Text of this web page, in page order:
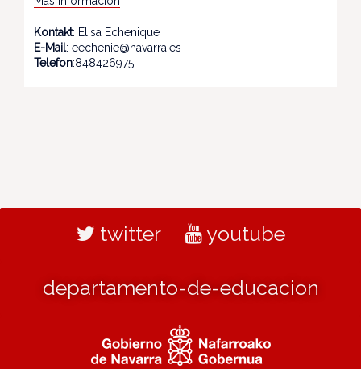
Kontakt: Elisa Echenique
E-Mail: eechenie@navarra.es
Telefon:848426975
twitter youtube
departamento-de-educacion